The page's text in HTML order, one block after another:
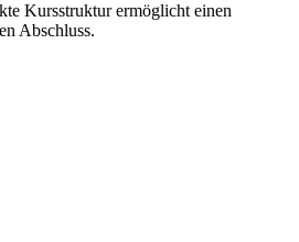
Kursstruktur ermöglicht einen
Abschluss.